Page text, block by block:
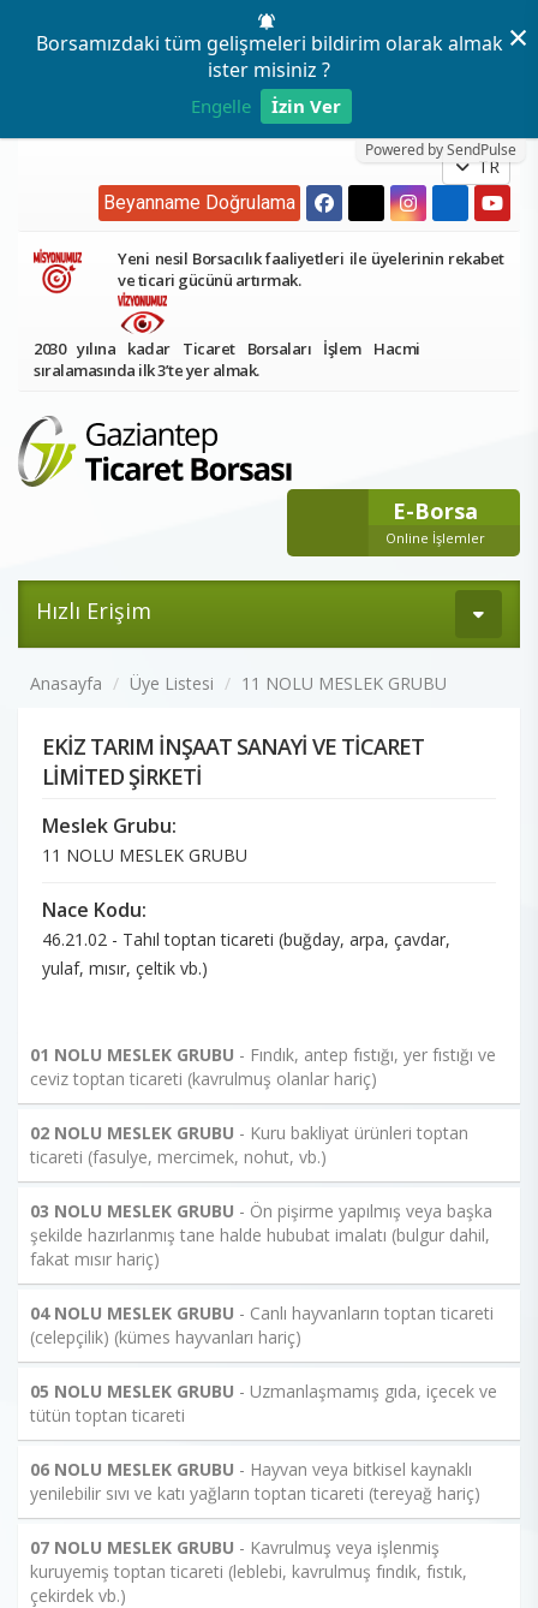
Borsamızdaki tüm gelişmeleri bildirim olarak almak
ister misiniz ?
Engelle İzin Ver
Powered by SendPulse
×
TR
Beyanname Doğrulama
Yeni nesil Borsacılık faaliyetleri ile üyelerinin rekabet
ve ticari gücünü artırmak.
2030 yılına kadar Ticaret Borsaları İşlem Hacmi
sıralamasında ilk 3’te yer almak.
E-Borsa
Online İşlemler
Hızlı Erişim
Anasayfa Üye Listesi 11 NOLU MESLEK GRUBU
EKİZ TARIM İNŞAAT SANAYİ VE TİCARET
LİMİTED ŞİRKETİ
Meslek Grubu:
11 NOLU MESLEK GRUBU
Nace Kodu:
46.21.02 - Tahıl toptan ticareti (buğday, arpa, çavdar,
yulaf, mısır, çeltik vb.)
01 NOLU MESLEK GRUBU - Fındık, antep fıstığı, yer fıstığı ve
ceviz toptan ticareti (kavrulmuş olanlar hariç)
02 NOLU MESLEK GRUBU - Kuru bakliyat ürünleri toptan
ticareti (fasulye, mercimek, nohut, vb.)
03 NOLU MESLEK GRUBU - Ön pişirme yapılmış veya başka
şekilde hazırlanmış tane halde hububat imalatı (bulgur dahil,
fakat mısır hariç)
04 NOLU MESLEK GRUBU - Canlı hayvanların toptan ticareti
(celepçilik) (kümes hayvanları hariç)
05 NOLU MESLEK GRUBU - Uzmanlaşmamış gıda, içecek ve
tütün toptan ticareti
06 NOLU MESLEK GRUBU - Hayvan veya bitkisel kaynaklı
yenilebilir sıvı ve katı yağların toptan ticareti (tereyağ hariç)
07 NOLU MESLEK GRUBU - Kavrulmuş veya işlenmiş
kuruyemiş toptan ticareti (leblebi, kavrulmuş fındık, fıstık,
çekirdek vb.)